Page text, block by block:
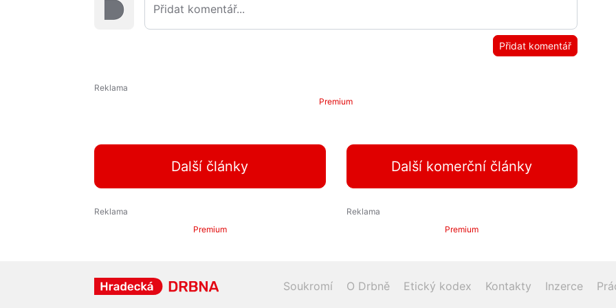
Přidat komentář
Premium
Další články Další komerční články
Premium Premium
Soukromí O Drbně Etický kodex Kontakty Inzerce